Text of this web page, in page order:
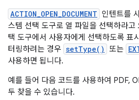
ACTION_OPEN_DOCUMENT 인텐트를
스템 선택 도구로 열 파일을 선택하라고
택 도구에서 사용자에게 선택하도록 표
터링하려는 경우 setType() 또는
사용하면 됩니다.
예를 들어 다음 코드를 사용하여 PDF,
두 찾을 수 있습니다.